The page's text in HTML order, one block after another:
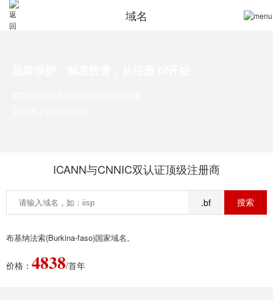
域名
ICANN与CNNIC双认证顶级注册商
.bf
布基纳法索(Burkina-faso)国家域名。
价格： 4838/首年